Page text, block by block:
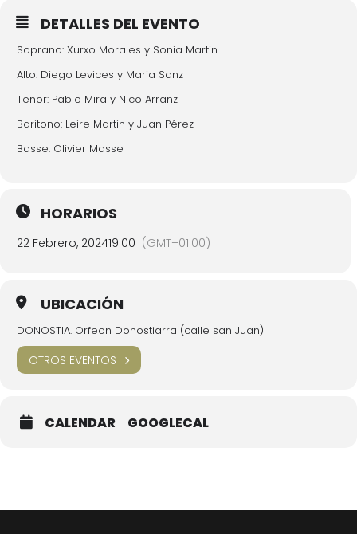
DETALLES DEL EVENTO
Soprano: Xurxo Morales y Sonia Martin
Alto: Diego Levices y Maria Sanz
Tenor: Pablo Mira y Nico Arranz
Baritono: Leire Martin y Juan Pérez
Basse: Olivier Masse
HORARIOS
22 Febrero, 202419:00 (GMT+01:00)
UBICACIÓN
DONOSTIA. Orfeon Donostiarra (calle san Juan)
OTROS EVENTOS
CALENDAR GOOGLECAL